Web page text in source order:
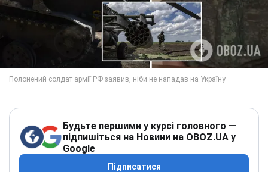
Будьте першими у курсі головного —
підпишіться на Новини на OBOZ.UA у
Google
Підписатися